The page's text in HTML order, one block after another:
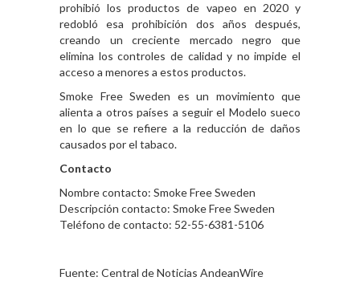
prohibió los productos de vapeo en 2020 y
redobló esa prohibición dos años después,
creando un creciente mercado negro que
elimina los controles de calidad y no impide el
acceso a menores a estos productos.
Smoke Free Sweden es un movimiento que
alienta a otros países a seguir el Modelo sueco
en lo que se refiere a la reducción de daños
causados por el tabaco.
Contacto
Nombre contacto: Smoke Free Sweden
Descripción contacto: Smoke Free Sweden
Teléfono de contacto: 52-55-6381-5106
Fuente: Central de Noticias AndeanWire